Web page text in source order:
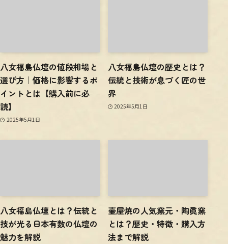
八女福島仏壇の値段相場と
選び方｜価格に影響するポ
イントとは【購入前に必
読】
2025年5月1日
八女福島仏壇の歴史とは？
伝統と技術が息づく匠の世
界
2025年5月1日
八女福島仏壇とは？伝統と
技が光る日本有数の仏壇の
魅力を解説
壷屋焼の人気窯元・陶眞窯
とは？歴史・特徴・購入方
法まで解説